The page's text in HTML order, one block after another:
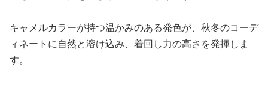
キャメルカラーが持つ温かみのある発色が、秋冬のコーデ
ィネートに自然と溶け込み、着回し力の高さを発揮しま
す。